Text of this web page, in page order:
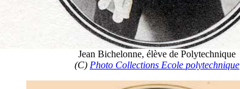
Jean Bichelonne, élève de Polytechnique
(C) Photo Collections Ecole polytechnique